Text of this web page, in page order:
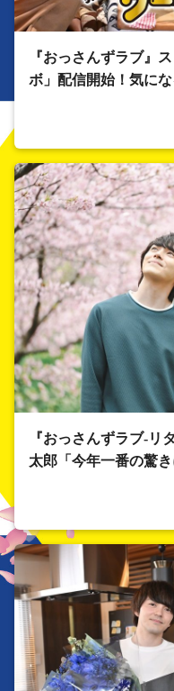
『おっさんずラブ』
ボ」配信開始！気に
『おっさんずラブ-リ
太郎「今年一番の驚き